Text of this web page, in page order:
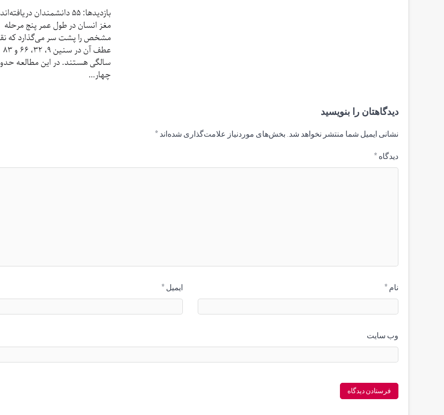
بازدیدها: 55 دانشمندان
مغز انسان در طول عمر پنج مرحله
مشخص را پشت سر می‌گذارد که
عطف آن در سنین ۹، ۳۲، ۶۶ و ۸۳
سالگی هستند. در این مطالعه
چهار…
دیدگاهتان را بنویسید
نشانی ایمیل شما منتشر نخواهد شد. بخش‌های موردنیاز علامت‌گذاری شده‌اند *
دیدگاه *
نام * ایمیل *
وب‌ سایت